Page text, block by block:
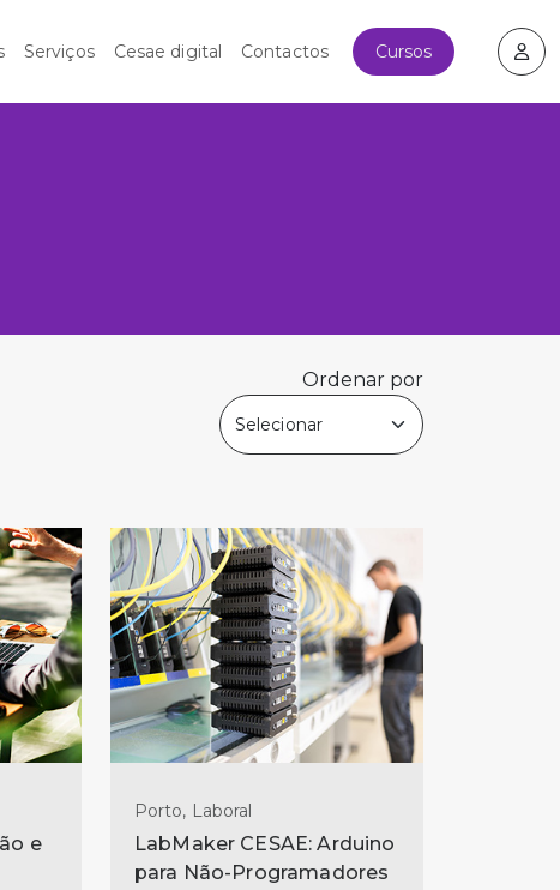
Serviços Cesae digital Contactos Cursos
Ordenar por
e
Porto, Laboral
LabMaker CESAE: Arduino
para Não-Programadores